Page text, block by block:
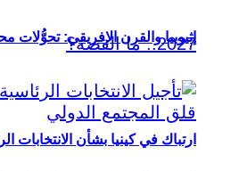
ارتباك في كينيا بشأن الانتخابات الرئاسية 2027..
إثيوبيا والقرن الإفريقي: تحوُّلات